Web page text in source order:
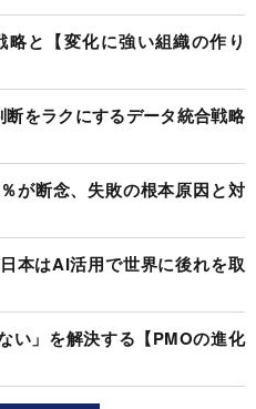
と【変化に強い組織の作り
をラクにするデータ統合戦略
が断念、失敗の根本原因と対
本はAI活用で世界に後れを取
い」を解決する【PMOの進化